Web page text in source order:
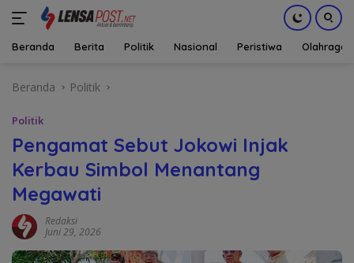
Beranda Berita Politik Nasional Peristiwa Olahraga
Beranda Politik
Politik
Pengamat Sebut Jokowi Injak
Kerbau Simbol Menantang
Megawati
Redaksi
Juni 29, 2026